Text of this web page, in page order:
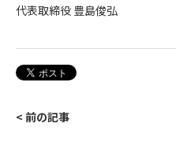
代表取締役 豊島俊弘
< 前の記事